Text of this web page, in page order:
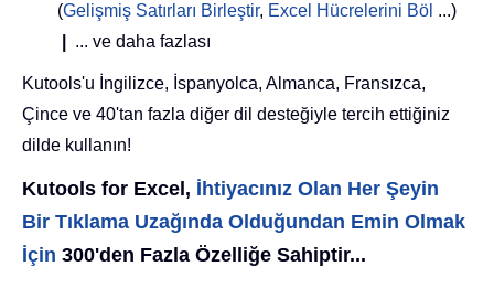
(Gelişmiş Satırları Birleştir, Excel Hücrelerini Böl ...)
... ve daha fazlası
Kutools'u İngilizce, İspanyolca, Almanca, Fransızca,
Çince ve 40'tan fazla diğer dil desteğiyle tercih ettiğiniz
dilde kullanın!
Kutools for Excel, İhtiyacınız Olan Her Şeyin
Bir Tıklama Uzağında Olduğundan Emin Olmak
İçin 300'den Fazla Özelliğe Sahiptir...